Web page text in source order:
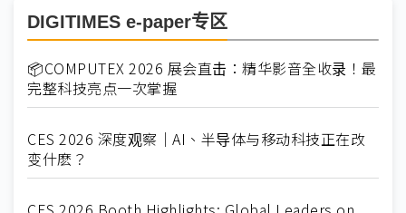
DIGITIMES e-paper专区
📦COMPUTEX 2026 展会直击：精华影音全收录！最
完整科技亮点一次掌握
CES 2026 深度观察｜AI、半导体与移动科技正在改
变什麽？